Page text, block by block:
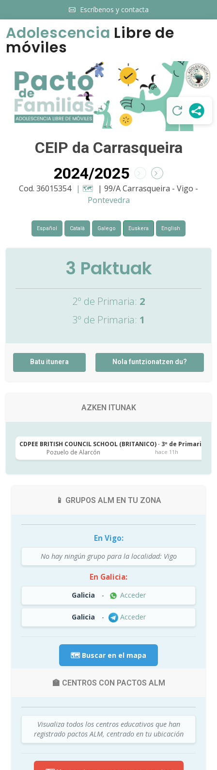
Escríbenos y contacta
Adolescencia Libre de
móviles
CEIP da Carrasqueira
2024/2025
Cod. 36015354 | 🗺️ | 99/A Carrasqueira - Vigo -
Pontevedra
Español Català Galego Euskera English
3 Paktuak
2º de Primaria: 2
3º de Primaria: 1
Batu itunera Nola funtzionatzen du?
AZKEN ITUNAK
CDPEE BRITISH COUNCIL SCHOOL (BRITANICO) · 3º de Primaria
Pozuelo de Alarcón
hace 11h
📱 GRUPOS ALM EN TU ZONA
En Vigo:
No hay ningún grupo para la localidad: Vigo
En Galicia:
Galicia - Acceder
Galicia - Acceder
🗺️ Buscar en el mapa
🏫 CENTROS CON PACTOS ALM
Visualiza todos los centros educativos que han
registrado pactos ALM, centrado en tu ubicación